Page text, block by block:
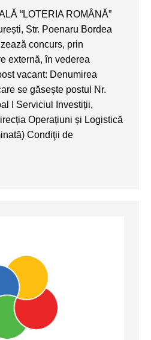
“LOTERIA ROMÂNĂ”
Str. Poenaru Bordea
concurs, prin
externă, în vederea
vacant: Denumirea
se găsește postul Nr.
I Serviciul Investiții,
Operațiuni și Logistică
Condiţii de